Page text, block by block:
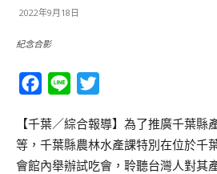
2022年9月18日
紀念合影
Facebook
Line
【千葉／綜合報導】為了推廣千葉縣
等，千葉縣農林水產課特別在位於千
會館內舉辦試吃會，聆聽台灣人對其